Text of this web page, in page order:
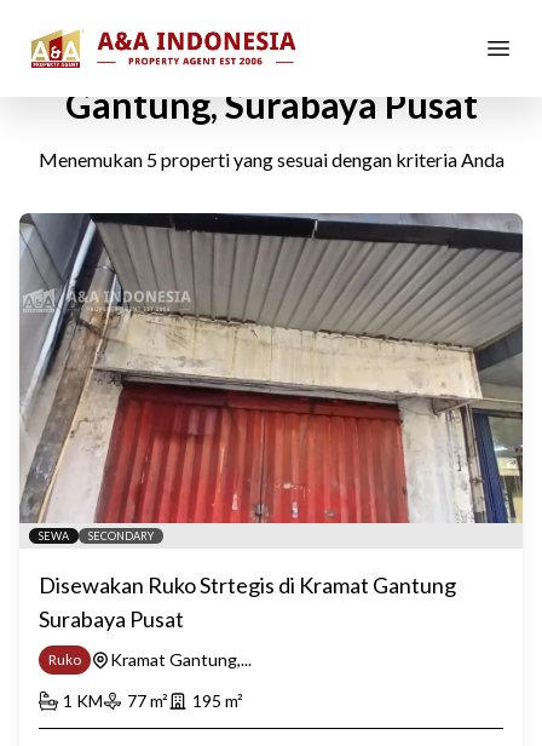
Ruko Disewakan di Kramat
Gantung, Surabaya Pusat
Menemukan 5properti yang sesuai dengan kriteria Anda
SEWA SECONDARY
Disewakan Ruko Strtegis di Kramat Gantung
Surabaya Pusat
Ruko
Kramat Gantung,...
1 KM 77m² 195 m²